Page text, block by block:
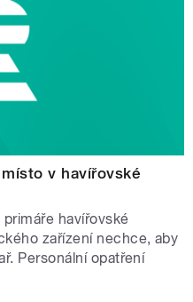
v havířovské
havířovské
zařízení nechce, aby
Personální opatření